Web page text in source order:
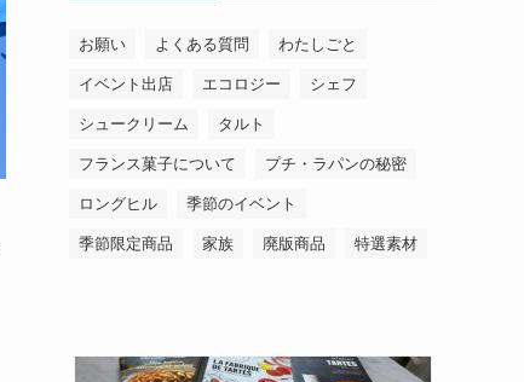
お願い よくある質問 わたしごと
イベント出店 エコロジー シェフ
シュークリーム タルト
フランス菓子について プチ・ラパンの秘密
ロングヒル 季節のイベント
季節限定商品 家族 廃版商品 特選素材